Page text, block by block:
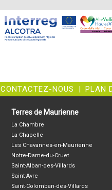
CONTACTEZ-NOUS | PLAN
Terres de Maurienne
La Chambre
La Chapelle
Les Chavannes-en-Maurienne
Notre-Dame-du-Cruet
Saint-Alban-des-Villards
Saint-Avre
Saint-Colomban-des-Villards